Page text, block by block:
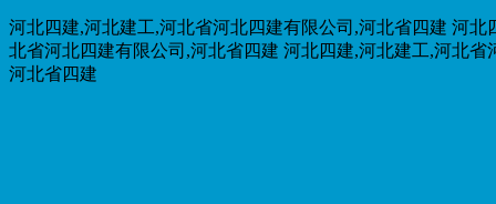
河北四建,河北建工,河北省河北四建有限公司,河北省四建 河北
北省河北四建有限公司,河北省四建 河北四建,河北建工,河北省
河北省四建